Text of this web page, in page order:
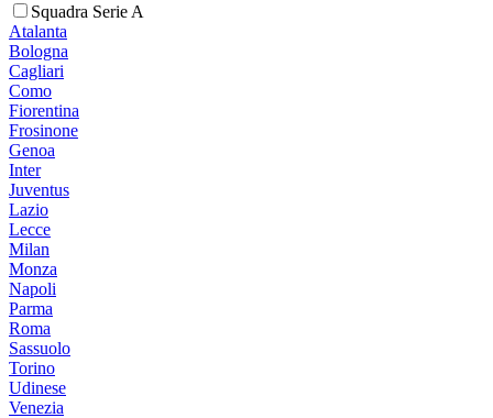
Squadra Serie A
Atalanta
Bologna
Cagliari
Como
Fiorentina
Frosinone
Genoa
Inter
Juventus
Lazio
Lecce
Milan
Monza
Napoli
Parma
Roma
Sassuolo
Torino
Udinese
Venezia